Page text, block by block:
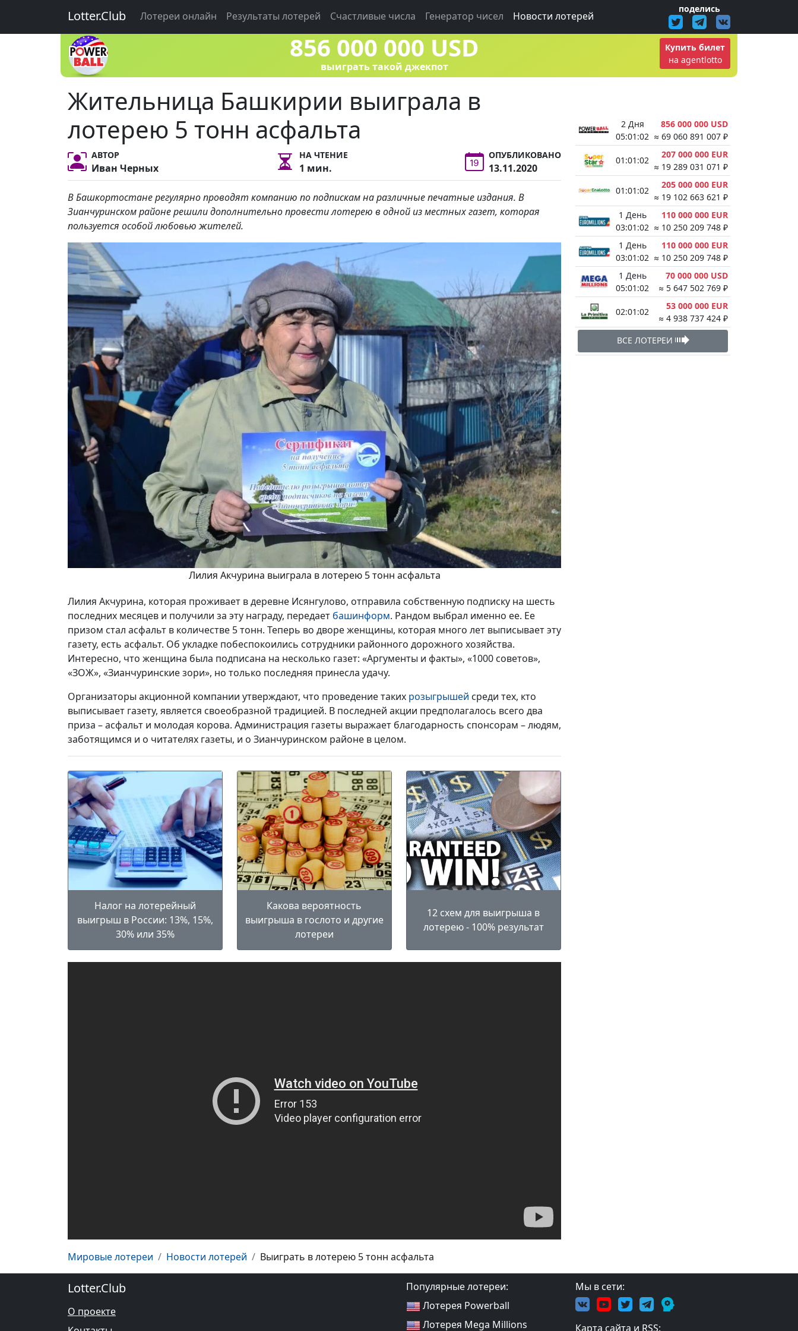
Lotter.Club Лотереи онлайн Результаты лотерей Счастливые числа Генератор чисел Новости лотерей
поделись
856 000 000 USD
выиграть такой джекпот
Купить билет
на agentlotto
Жительница Башкирии выиграла в
лотерею 5 тонн асфальта
АВТОР
Иван Черных
НА ЧТЕНИЕ
1 мин.
ОПУБЛИКОВАНО
13.11.2020
В Башкортостане регулярно проводят компанию по подпискам на различные печатные издания. В
Зианчуринском районе решили дополнительно провести лотерею в одной из местных газет, которая
пользуется особой любовью жителей.
Лилия Акчурина выиграла в лотерею 5 тонн асфальта
Лилия Акчурина, которая проживает в деревне Исянгулово, отправила собственную подписку на шесть
последних месяцев и получили за эту награду, передает башинформ. Рандом выбрал именно ее. Ее
призом стал асфальт в количестве 5 тонн. Теперь во дворе женщины, которая много лет выписывает эту
газету, есть асфальт. Об укладке побеспокоились сотрудники районного дорожного хозяйства.
Интересно, что женщина была подписана на несколько газет: «Аргументы и факты», «1000 советов»,
«ЗОЖ», «Зианчуринские зори», но только последняя принесла удачу.
Организаторы акционной компании утверждают, что проведение таких розыгрышей среди тех, кто
выписывает газету, является своеобразной традицией. В последней акции предполагалось всего два
приза – асфальт и молодая корова. Администрация газеты выражает благодарность спонсорам – людям,
заботящимся и о читателях газеты, и о Зианчуринском районе в целом.
Налог на лотерейный
выигрыш в России: 13%, 15%,
30% или 35%
Какова вероятность
выигрыша в гослото и другие
лотереи
12 схем для выигрыша в
лотерею - 100% результат
2 Дня
05:01:01
856 000 000 USD
≈ 69 060 891 007 ₽
01:01:01
207 000 000 EUR
≈ 19 289 031 071 ₽
01:01:01
205 000 000 EUR
≈ 19 102 663 621 ₽
1 День
03:01:01
110 000 000 EUR
≈ 10 250 209 748 ₽
1 День
03:01:01
110 000 000 EUR
≈ 10 250 209 748 ₽
1 День
05:01:01
70 000 000 USD
≈ 5 647 502 769 ₽
02:01:01
53 000 000 EUR
≈ 4 938 737 424 ₽
ВСЕ ЛОТЕРЕИ
Мировые лотереи Новости лотерей Выиграть в лотерею 5 тонн асфальта
Lotter.Club
О проекте
Популярные лотереи:
Лотерея Powerball
Лотерея Mega Millions
Мы в сети:
Карта сайта и RSS: